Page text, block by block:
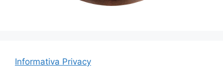
Informativa Privacy